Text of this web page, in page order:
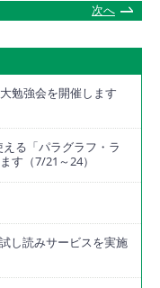
次へ
勉強会を開催します
る「パラグラフ・ラ
す（7/21～24）
し読みサービスを実施